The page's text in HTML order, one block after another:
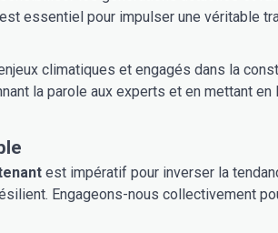
essentiel pour impulser une véritable
climatiques et engagés dans la
la parole aux experts et en mettant
est impératif pour inverser la
résilient. Engageons-nous collectivement